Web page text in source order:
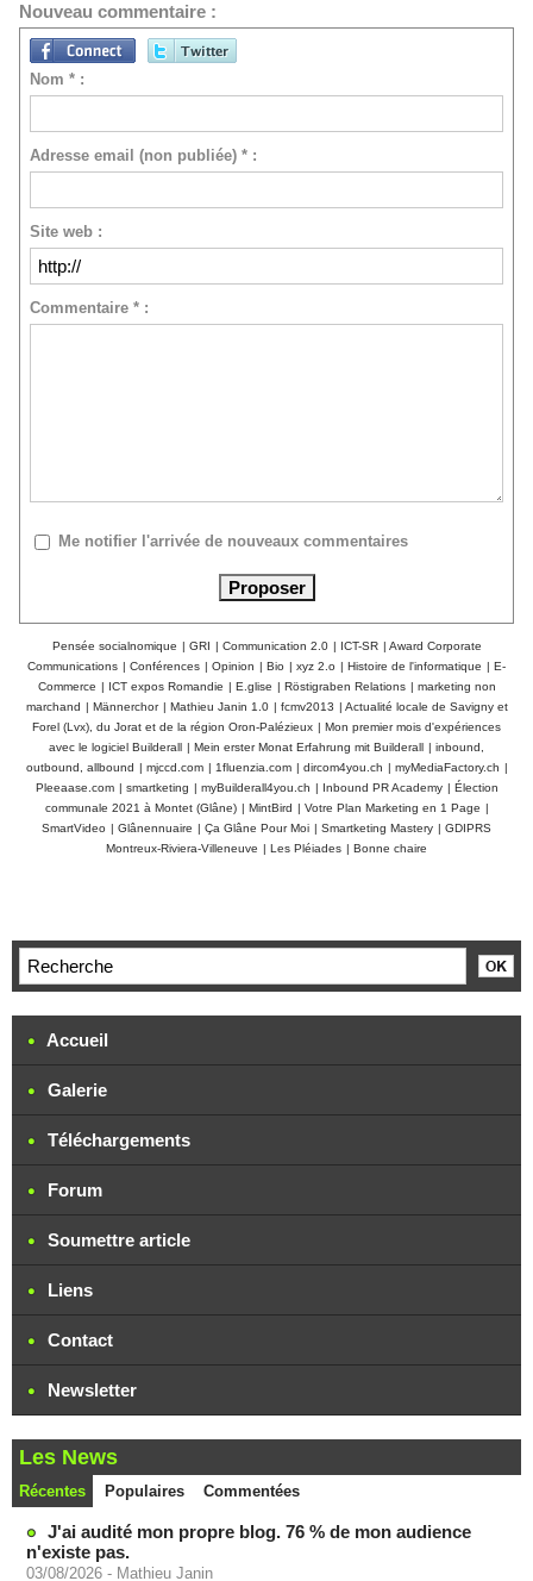
Nouveau commentaire :
Nom * :
Adresse email (non publiée) * :
Site web :
Commentaire * :
Me notifier l'arrivée de nouveaux commentaires
Pensée socialnomique | GRI | Communication 2.0 | ICT-SR | Award Corporate
Communications | Conférences | Opinion | Bio | xyz 2.o | Histoire de l'informatique | E-
Commerce | ICT expos Romandie | E.glise | Röstigraben Relations | marketing non
marchand | Männerchor | Mathieu Janin 1.0 | fcmv2013 | Actualité locale de Savigny et
Forel (Lvx), du Jorat et de la région Oron-Palézieux | Mon premier mois d'expériences
avec le logiciel Builderall | Mein erster Monat Erfahrung mit Builderall | inbound,
outbound, allbound | mjccd.com | 1fluenzia.com | dircom4you.ch | myMediaFactory.ch |
Pleeaase.com | smartketing | myBuilderall4you.ch | Inbound PR Academy | Élection
communale 2021 à Montet (Glâne) | MintBird | Votre Plan Marketing en 1 Page |
SmartVideo | Glânennuaire | Ça Glâne Pour Moi | Smartketing Mastery | GDIPRS
Montreux-Riviera-Villeneuve | Les Pléiades | Bonne chaire
Accueil
Galerie
Téléchargements
Forum
Soumettre article
Liens
Contact
Newsletter
Les News
Récentes Populaires Commentées
J'ai audité mon propre blog. 76 % de mon audience
n'existe pas.
03/08/2026 - Mathieu Janin